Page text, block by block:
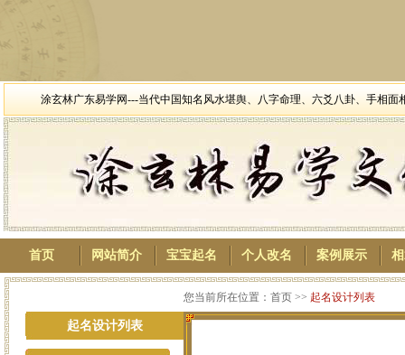
涂玄林广东易学网---当代中国知名风水堪舆、八字命理、六爻八卦、手相
首页 网站简介 宝宝起名 个人改名 案例展示
起名设计列表
您当前所在位置：首页 >> 起名设计列表